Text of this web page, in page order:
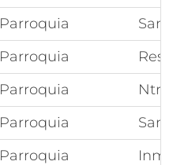
Parroquia
San
Parroquia
Parroquia
Ntra
Parroquia
San
Parroquia